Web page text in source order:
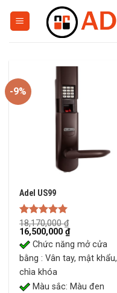
-9%
Adel US99
Rated5.00
out of 5
18,170,000₫
Original
price
was:
18,170,000 ₫.
16,500,000₫Current
price
is:
16,500,000 ₫.
Chức năng mở cửa
bằng : Vân tay, mật khẩu,
chìa khóa
Màu sắc: Màu đen